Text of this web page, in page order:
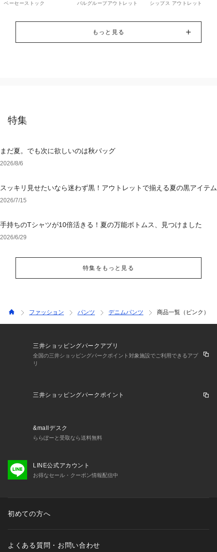
ベーセーストック パルグループアウトレット シップス アウトレット
もっと見る
特集
まだ夏。でも次に欲しいのは秋バッグ
2026/8/6
スッキリ見せたいなら迷わず黒！アウトレットで揃える夏の黒アイテム
2026/7/15
手持ちのTシャツが10倍活きる！夏の万能ボトムス、見つけました
2026/6/29
特集をもっと見る
ファッション パンツ デニムパンツ 商品一覧（ピンク）
三井ショッピングパークアプリ
全国の三井ショッピングパークポイント対象施設でご利用できるアプ
リ
三井ショッピングパークポイント
&mallデスク
ららぽーと受取なら送料無料
LINE公式アカウント
お得なセール・クーポン情報配信中
初めての方へ
よくある質問・お問い合わせ